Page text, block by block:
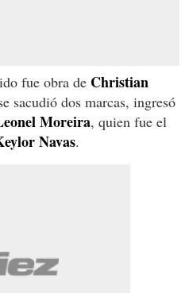
fue obra de Christian
sacudió dos marcas, ingresó
Moreira, quien fue el
Navas.